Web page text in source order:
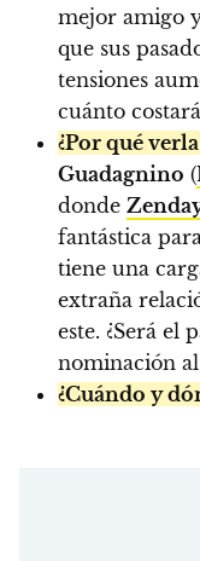
mejor amigo
que sus
tensiones
cuánto
¿Por qué
Guadagnino (
donde
fantástica
tiene una
extraña
este. ¿Será el
nominación al
¿Cuándo y